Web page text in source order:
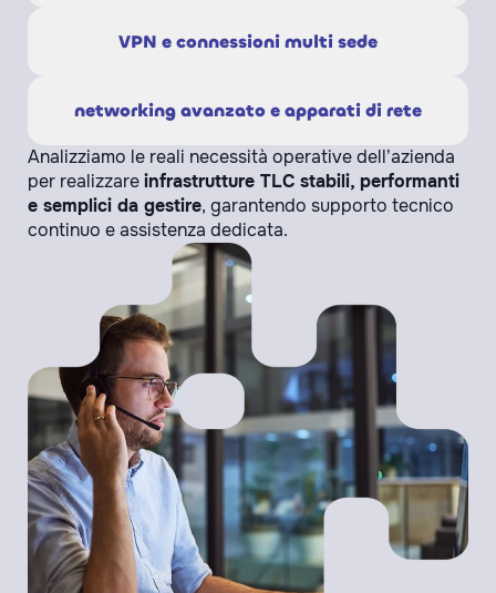
VPN e connessioni multi sede
networking avanzato e apparati di rete
Analizziamo le reali necessità operative dell’azienda
per realizzareinfrastrutture TLC stabili, performanti
e semplici da gestire, garantendo supporto tecnico
continuo e assistenza dedicata.